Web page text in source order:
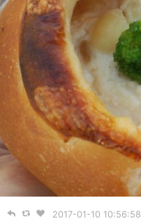
2017-01-10 10:56:58